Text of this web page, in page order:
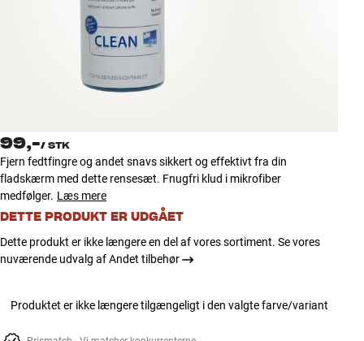
Tilbehør
INSPIRATION
MÆRKER
TILBUD
Find Butik
Kundeservice
Log ind
99,-/ STK
Fjern fedtfingre og andet snavs sikkert og effektivt fra din
fladskærm med dette rensesæt. Fnugfri klud i mikrofiber
medfølger. Læs mere
DETTE PRODUKT ER UDGÅET
Dette produkt er ikke længere en del af vores sortiment. Se vores
nuværende udvalg af Andet tilbehør
Produktet er ikke længere tilgængeligt i den valgte farve/variant